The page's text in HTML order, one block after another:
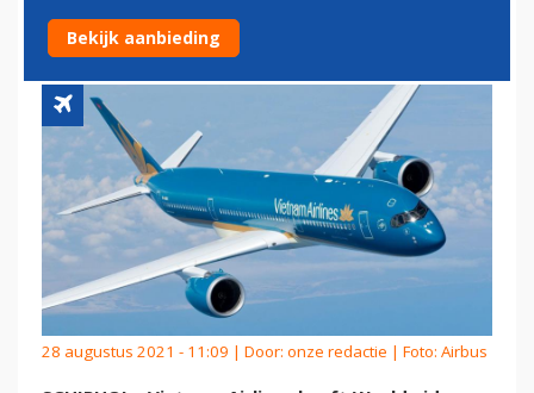
EEN BLIJVERTJE
28 augustus 2021 - 11:09 | Door: onze redactie | Foto: Airbus
Bekijk aanbieding